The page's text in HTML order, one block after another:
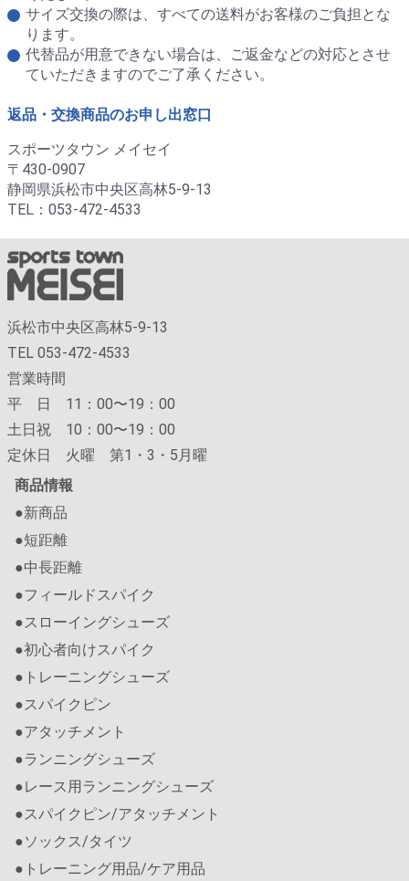
サイズ交換の際は、すべての送料がお客様のご負担とな
ります。
代替品が用意できない場合は、ご返金などの対応とさせ
ていただきますのでご了承ください。
返品・交換商品のお申し出窓口
スポーツタウン メイセイ
〒430-0907
静岡県浜松市中央区高林5-9-13
TEL：053-472-4533
浜松市中央区高林5-9-13
TEL 053-472-4533
営業時間
平 日 11：00〜19：00
土日祝 10：00〜19：00
定休日 火曜 第1・3・5月曜
商品情報
●新商品
●短距離
●中長距離
●フィールドスパイク
●スローイングシューズ
●初心者向けスパイク
●トレーニングシューズ
●スパイクピン
●アタッチメント
●ランニングシューズ
●レース用ランニングシューズ
●スパイクピン/アタッチメント
●ソックス/タイツ
●トレーニング用品/ケア用品